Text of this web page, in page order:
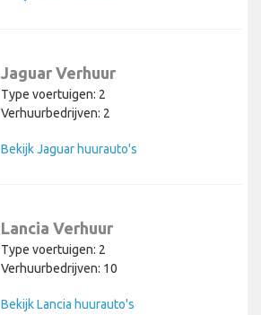
Jaguar Verhuur
Type voertuigen: 2
Verhuurbedrijven: 2
Bekijk Jaguar huurauto's
Lancia Verhuur
Type voertuigen: 2
Verhuurbedrijven: 10
Bekijk Lancia huurauto's